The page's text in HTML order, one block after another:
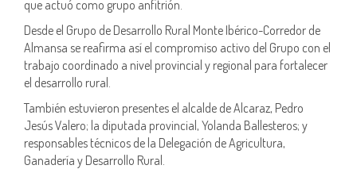
que actuó como grupo anfitrión.
Desde el Grupo de Desarrollo Rural Monte Ibérico-Corredor de
Almansa se reafirma así el compromiso activo del Grupo con el
trabajo coordinado a nivel provincial y regional para fortalecer
el desarrollo rural.
También estuvieron presentes el alcalde de Alcaraz, Pedro
Jesús Valero; la diputada provincial, Yolanda Ballesteros; y
responsables técnicos de la Delegación de Agricultura,
Ganadería y Desarrollo Rural.